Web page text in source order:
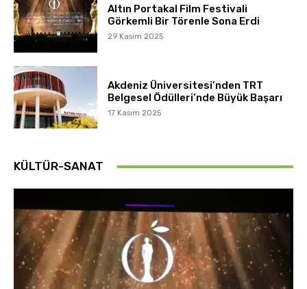
Altın Portakal Film Festivali
Görkemli Bir Törenle Sona Erdi
29 Kasım 2025
Akdeniz Üniversitesi’nden TRT
Belgesel Ödülleri’nde Büyük Başarı
17 Kasım 2025
KÜLTÜR-SANAT